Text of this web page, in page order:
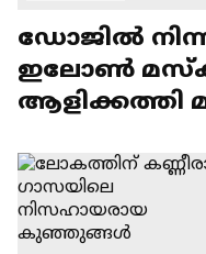
ഡോജിൽ നിന്ന്
ഇലോൺ മസ്ക്,
ആളിക്കത്തി